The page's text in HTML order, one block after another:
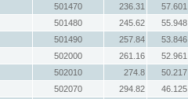
501470 236.31 57.601
501480 245.62 55.948
501490 257.84 53.846
502000 261.16 52.961
502010 274.8 50.217
502070 294.82 46.125